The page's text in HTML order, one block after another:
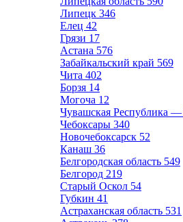
Липецк 346
Елец 42
Грязи 17
Астана 576
Забайкальский край 569
Чита 402
Борзя 14
Могоча 12
Чувашская Республика
Чебоксары 340
Новочебоксарск 52
Канаш 36
Белгородская область 549
Белгород 219
Старый Оскол 54
Губкин 41
Астраханская область 531